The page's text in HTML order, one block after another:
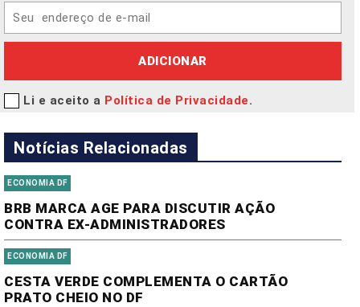
ADICIONAR
Li e aceito a Política de Privacidade.
Notícias Relacionadas
ECONOMIA DF
BRB MARCA AGE PARA DISCUTIR AÇÃO
CONTRA EX-ADMINISTRADORES
ECONOMIA DF
CESTA VERDE COMPLEMENTA O CARTÃO
PRATO CHEIO NO DF